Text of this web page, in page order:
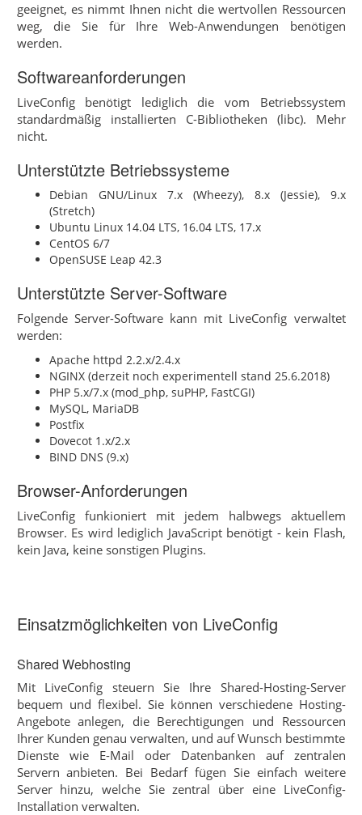
geeignet, es nimmt Ihnen nicht die wertvollen Ressourcen
weg, die Sie für Ihre Web-Anwendungen benötigen
werden.
Softwareanforderungen
LiveConfig benötigt lediglich die vom Betriebssystem
standardmäßig installierten C-Bibliotheken (libc). Mehr
nicht.
Unterstützte Betriebssysteme
Debian GNU/Linux 7.x (Wheezy), 8.x (Jessie), 9.x
(Stretch)
Ubuntu Linux 14.04 LTS, 16.04 LTS, 17.x
CentOS 6/7
OpenSUSE Leap 42.3
Unterstützte Server-Software
Folgende Server-Software kann mit LiveConfig verwaltet
werden:
Apache httpd 2.2.x/2.4.x
NGINX (derzeit noch experimentell stand 25.6.2018)
PHP 5.x/7.x (mod_php, suPHP, FastCGI)
MySQL, MariaDB
Postfix
Dovecot 1.x/2.x
BIND DNS (9.x)
Browser-Anforderungen
LiveConfig funkioniert mit jedem halbwegs aktuellem
Browser. Es wird lediglich JavaScript benötigt - kein Flash,
kein Java, keine sonstigen Plugins.
Einsatzmöglichkeiten von LiveConfig
Shared Webhosting
Mit LiveConfig steuern Sie Ihre Shared-Hosting-Server
bequem und flexibel. Sie können verschiedene Hosting-
Angebote anlegen, die Berechtigungen und Ressourcen
Ihrer Kunden genau verwalten, und auf Wunsch bestimmte
Dienste wie E-Mail oder Datenbanken auf zentralen
Servern anbieten. Bei Bedarf fügen Sie einfach weitere
Server hinzu, welche Sie zentral über eine LiveConfig-
Installation verwalten.